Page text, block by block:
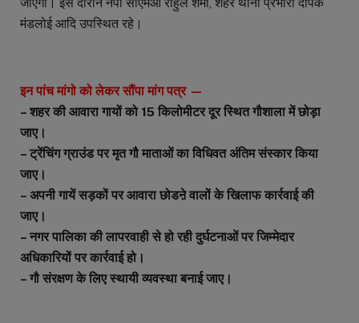
मंडलोई आदि उपस्थित रहे।
इन पांच मांगो को लेकर सौंपा मांग पत्र —
– शहर की आवारा गायों को 15 किलोमीटर दूर स्थित गौशाला में छोड़ा
जाए।
– ट्रेंचिंग ग्राउंड पर मृत गौ माताओं का विधिवत अंतिम संस्कार किया
जाए।
– अपनी गायें सड़कों पर आवारा छोडऩे वालों के खिलाफ कार्रवाई की
जाए।
– नगर पालिका की लापरवाही से हो रही दुर्घटनाओं पर जिम्मेदार
अधिकारियों पर कार्रवाई हो।
– गौ संरक्षण के लिए स्थायी व्यवस्था बनाई जाए।